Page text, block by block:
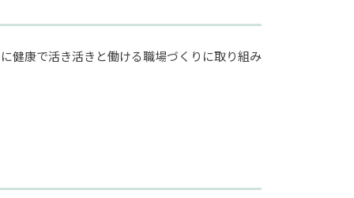
健康で活き活きと働ける職場づくりに取り組み